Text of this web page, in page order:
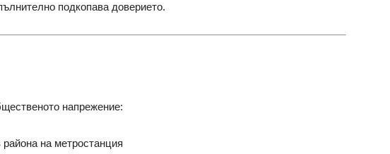
подкопава доверието.
напрежение:
на метростанция